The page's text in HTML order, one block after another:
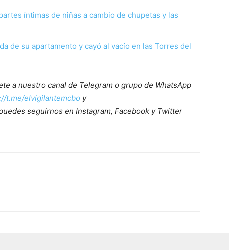
íntimas de niñas a cambio de chupetas y las
de su apartamento y cayó al vacío en las Torres del
a nuestro canal de Telegram o grupo de WhatsApp
t.me/elvigilantemcbo y
seguirnos en Instagram, Facebook y Twitter